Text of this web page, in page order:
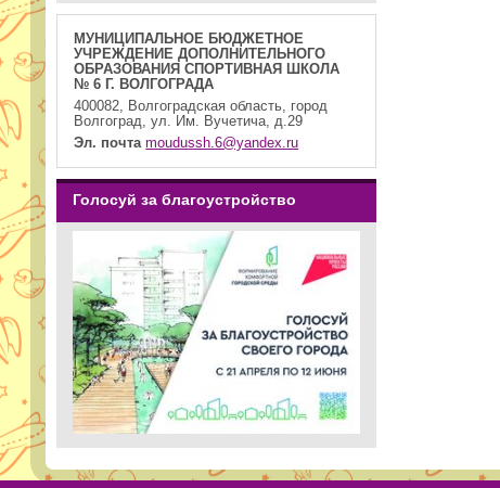
МУНИЦИПАЛЬНОЕ БЮДЖЕТНОЕ
УЧРЕЖДЕНИЕ ДОПОЛНИТЕЛЬНОГО
ОБРАЗОВАНИЯ СПОРТИВНАЯ ШКОЛА
№ 6 Г. ВОЛГОГРАДА
400082, Волгоградская область, город
Волгоград, ул. Им. Вучетича, д.29
Эл. почта moudussh.6@yandex.ru
Голосуй за благоустройство